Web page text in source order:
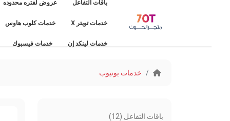
باقات التفاعل عروض لفتره محدوده
خدمات تويتر X خدمات كلوب هاوس
خدمات لينكد إن خدمات فيسبوك
خدمات يوتيوب
باقات التفاعل (12)